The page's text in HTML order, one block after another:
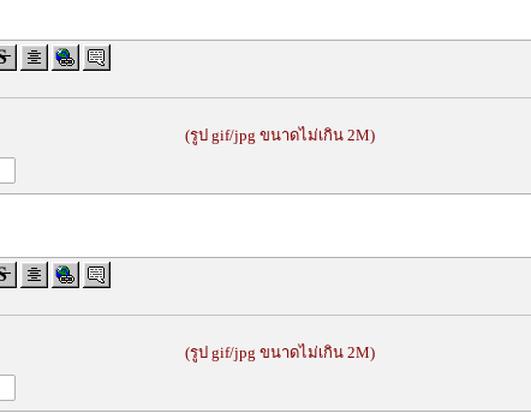
(รูป gif/jpg ขนาดไม่เกิน 2M)
(รูป gif/jpg ขนาดไม่เกิน 2M)